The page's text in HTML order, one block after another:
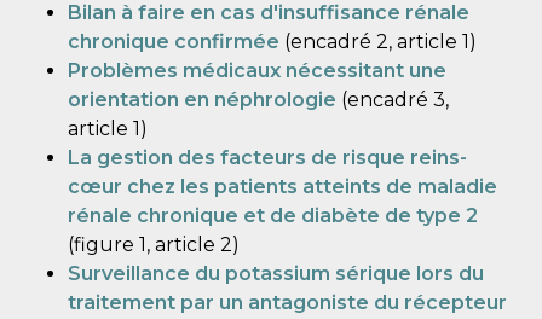
Bilan à faire en cas d'insuffisance rénale
chronique confirmée (encadré 2, article 1)
Problèmes médicaux nécessitant une
orientation en néphrologie (encadré 3,
article 1)
La gestion des facteurs de risque reins-
cœur chez les patients atteints de maladie
rénale chronique et de diabète de type 2
(figure 1, article 2)
Surveillance du potassium sérique lors du
traitement par un antagoniste du récepteur